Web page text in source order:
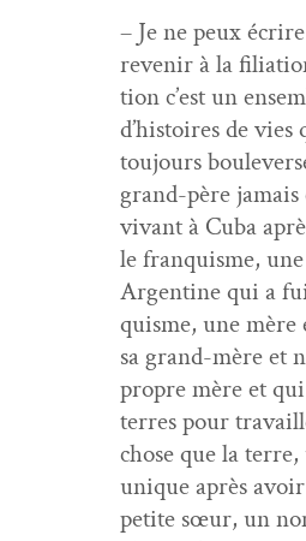
– Je ne peux
revenir à la
tion c’est un
d’histoires de vies
tou­jours
grand-père
vivant à Cuba
le fran­quisme,
Argen­tine qui a
quisme, une mère
sa grand-mère et
pro­pre mère et
ter­res pour
chose que la
unique après
petite sœur, un